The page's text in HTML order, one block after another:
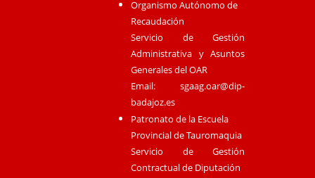
Organismo Autónomo de
Recaudación
Servicio de Gestión
Administrativa y Asuntos
Generales del OAR
Email:sgaag.oar@dip-
badajoz.es
Patronato de la Escuela
Provincial de Tauromaquia
Servicio de Gestión
Contractual de Diputación